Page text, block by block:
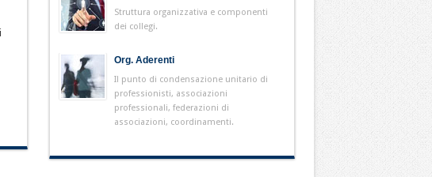
Struttura organizzativa e componenti
dei collegi.
Org. Aderenti
Il punto di condensazione unitario di
professionisti, associazioni
professionali, federazioni di
associazioni, coordinamenti.